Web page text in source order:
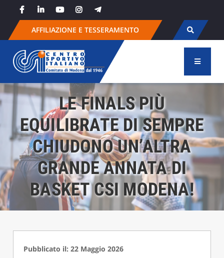
content
AFFILIAZIONE E TESSERAMENTO
LE FINALS PIÙ
EQUILIBRATE DI SEMPRE
CHIUDONO UN’ALTRA
GRANDE ANNATA DI
BASKET CSI MODENA!
Pubblicato il: 22 Maggio 2026